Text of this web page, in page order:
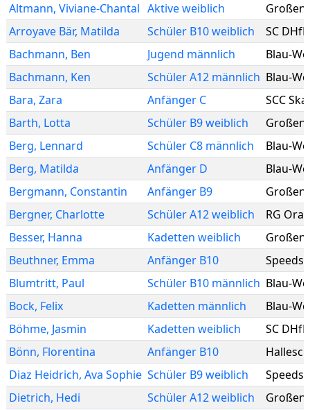
Altmann, Viviane-Chantal Aktive weiblich
Arroyave Bär, Matilda Schüler B10 weiblich
SC
Bachmann, Ben Jugend männlich
Blau-
Bachmann, Ken Schüler A12 männlich Blau-
Bara, Zara Anfänger C
SCC
Barth, Lotta Schüler B9 weiblich
Berg, Lennard Schüler C8 männlich
Blau-
Berg, Matilda Anfänger D
Blau-
Bergmann, Constantin Anfänger B9
Bergner, Charlotte Schüler A12 weiblich
RG
Besser, Hanna Kadetten weiblich
Beuthner, Emma Anfänger B10
Blumtritt, Paul Schüler B10 männlich Blau-
Bock, Felix Kadetten männlich
Blau-
Böhme, Jasmin Kadetten weiblich
SC
Bönn, Florentina Anfänger B10
Diaz Heidrich, Ava Sophie Schüler B9 weiblich
Dietrich, Hedi Schüler A12 weiblich